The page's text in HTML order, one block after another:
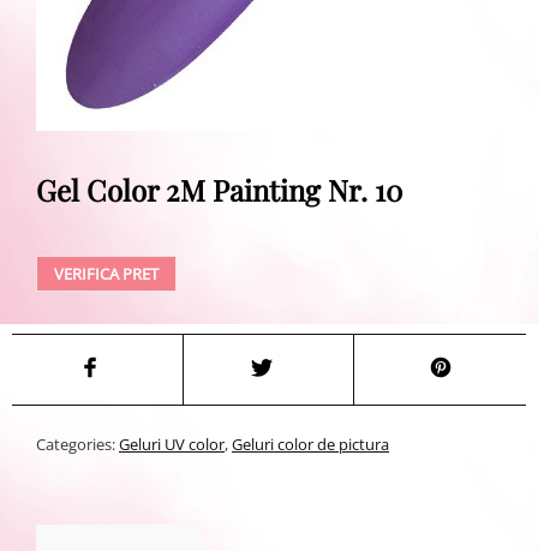
Gel Color 2M Painting Nr. 10
VERIFICA PRET
Categories:Geluri UV color,Geluri color de pictura